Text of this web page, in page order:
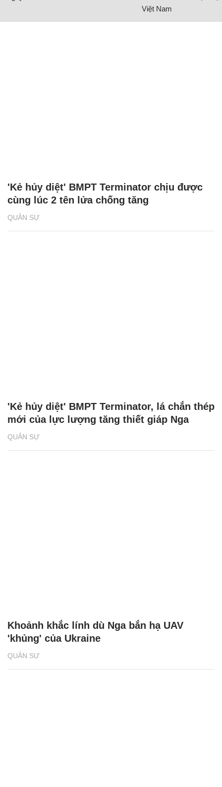
Việt Nam
QUÂN SỰ
'Kẻ hủy diệt' BMPT Terminator chịu được
cùng lúc 2 tên lửa chống tăng
QUÂN SỰ
'Kẻ hủy diệt' BMPT Terminator, lá chắn thép
mới của lực lượng tăng thiết giáp Nga
QUÂN SỰ
Khoảnh khắc lính dù Nga bắn hạ UAV
'khủng' của Ukraine